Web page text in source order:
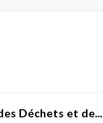
Déchets et de...